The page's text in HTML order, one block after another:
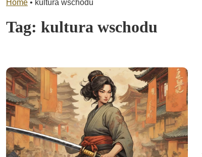
Home • kultura wschodu
Tag: kultura wschodu